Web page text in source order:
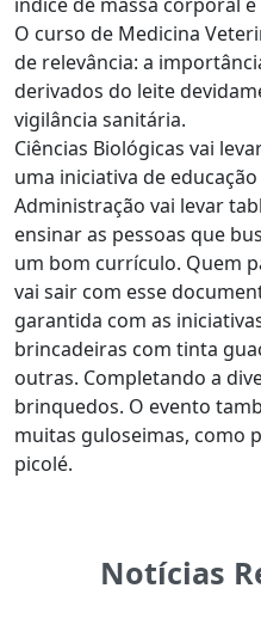
O curso de Medicina
de relevância: a
derivados do leite
vigilância sanitária.
Ciências Biológicas vai
uma iniciativa de
Administração vai levar
ensinar as pessoas que
um bom currículo. Quem
vai sair com esse
garantida com as
brincadeiras com tinta
outras. Completando a
brinquedos. O evento
muitas guloseimas, como
picolé.
Notícias